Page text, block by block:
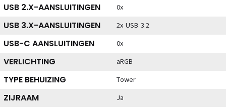
USB 2.X-AANSLUITINGEN 0x
USB 3.X-AANSLUITINGEN 2x USB 3.2
USB-C AANSLUITINGEN 0x
VERLICHTING aRGB
TYPE BEHUIZING Tower
ZIJRAAM Ja